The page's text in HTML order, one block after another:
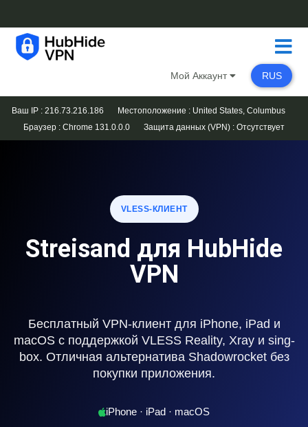
Мой Аккаунт RUS
Ваш IP : 216.73.216.186
Местоположение : United States, Columbus
Браузер : Chrome 131.0.0.0 Защита данных (VPN) : Отсутствует
VLESS-КЛИЕНТ
Streisand для HubHide
VPN
Бесплатный VPN-клиент для iPhone, iPad и
macOS с поддержкой VLESS Reality, Xray и sing-
box. Отличная альтернатива Shadowrocket без
покупки приложения.
iPhone · iPad · macOS